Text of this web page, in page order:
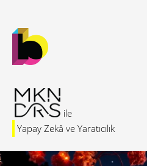
Yapay Zekâ ve Yaratıcılık